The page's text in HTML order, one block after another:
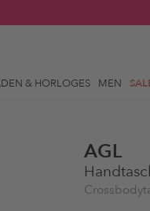
& HORLOGES MEN
AGL